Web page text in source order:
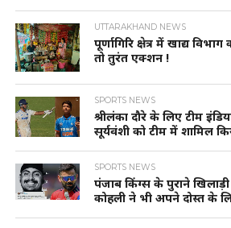
UTTARAKHAND NEWS
पूर्णागिरि क्षेत्र में खाद्य
तो तुरंत एक्शन !
SPORTS NEWS
श्रीलंका दौरे के लिए टीम
सूर्यवंशी को टीम में शामिल
SPORTS NEWS
पंजाब किंग्स के पुराने
कोहली ने भी अपने दोस्त के